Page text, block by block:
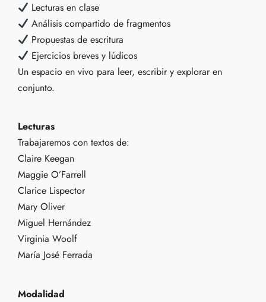
Lecturas en clase
Análisis compartido de fragmentos
Propuestas de escritura
Ejercicios breves y lúdicos
Un espacio en vivo para leer, escribir y explorar en
conjunto.
Lecturas
Trabajaremos con textos de:
Claire Keegan
Maggie O’Farrell
Clarice Lispector
Mary Oliver
Miguel Hernández
Virginia Woolf
María José Ferrada
Modalidad